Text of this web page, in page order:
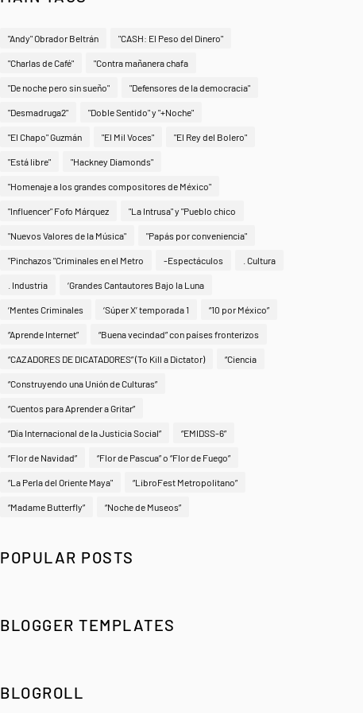
"Andy" Obrador Beltrán "CASH: El Peso del Dinero"
"Charlas de Café" "Contra mañanera chafa
"De noche pero sin sueño" "Defensores de la democracia"
"Desmadruga2" "Doble Sentido" y "+Noche"
"El Chapo" Guzmán "El Mil Voces" "El Rey del Bolero"
"Está libre" "Hackney Diamonds"
"Homenaje a los grandes compositores de México"
"Influencer" Fofo Márquez "La Intrusa" y "Pueblo chico
"Nuevos Valores de la Música" "Papás por conveniencia"
"Pinchazos "Criminales en el Metro -Espectáculos . Cultura
. Industria ‘Grandes Cantautores Bajo la Luna
‘Mentes Criminales ‘Súper X’ temporada 1 “10 por México”
“Aprende Internet” “Buena vecindad” con países fronterizos
“CAZADORES DE DICATADORES” (To Kill a Dictator) “Ciencia
“Construyendo una Unión de Culturas”
“Cuentos para Aprender a Gritar”
“Día Internacional de la Justicia Social” “EMIDSS-6”
“Flor de Navidad” “Flor de Pascua” o “Flor de Fuego”
“La Perla del Oriente Maya" “LibroFest Metropolitano”
“Madame Butterfly” “Noche de Museos”
POPULAR POSTS
BLOGGER TEMPLATES
BLOGROLL